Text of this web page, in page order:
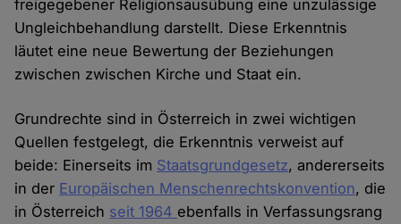
freigegebener Religionsausübung eine unzulässige
Ungleichbehandlung darstellt. Diese Erkenntnis
läutet eine neue Bewertung der Beziehungen
zwischen zwischen Kirche und Staat ein.
Grundrechte sind in Österreich in zwei wichtigen
Quellen festgelegt, die Erkenntnis verweist auf
beide: Einerseits im Staatsgrundgesetz, andererseits
in der Europäischen Menschenrechtskonvention, die
in Österreich seit 1964 ebenfalls in Verfassungsrang